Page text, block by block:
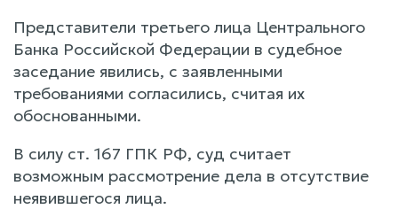
Представители третьего лица Центрального
Банка Российской Федерации в судебное
заседание явились, с заявленными
требованиями согласились, считая их
обоснованными.
В силу ст. 167 ГПК РФ, суд считает
возможным рассмотрение дела в отсутствие
неявившегося лица.